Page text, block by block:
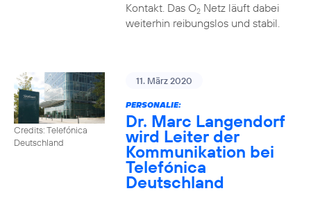
Kontakt. Das O2Netz läuft dabei
weiterhin reibungslos und stabil.
Credits: Telefónica
Deutschland
11. März 2020
PERSONALIE:
Dr. Marc Langendorf
wird Leiter der
Kommunikation bei
Telefónica
Deutschland